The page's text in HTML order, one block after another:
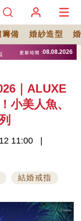
籌備 婚紗造型
｜ALUXE
小美人魚、
11:00
結婚戒指